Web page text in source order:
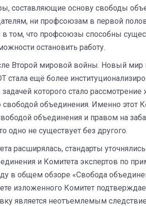
составляющие основу свободы
ни профсоюзам в первой
в том, что профсоюзы способны
остановить работу.
Второй мировой войны. Новый
стала ещё более
которого стало
свободой объединения. Именно этот
объединения и правом на
одно не существует без другого.
расширялась, стандарты
и Комитета экспертов по
в общем обзоре «Свобода
изложенного Комитет
является неотъемлемым